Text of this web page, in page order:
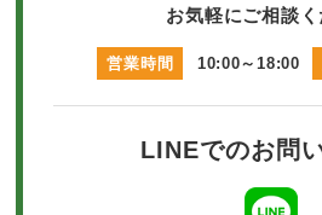
お気軽にご相談
営業時間 10:00～18:00
LINEでのお問